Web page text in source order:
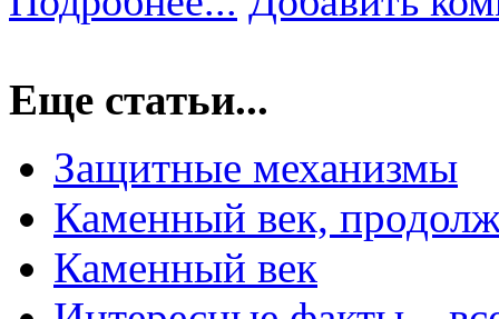
Еще статьи...
Защитные механизмы
Каменный век,
Каменный век